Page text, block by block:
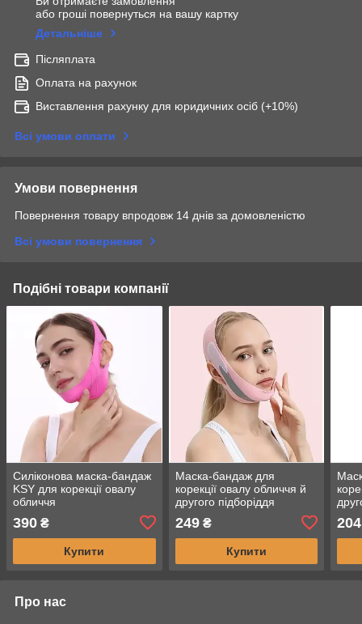
або гроші повернуться на вашу картку
Детальніше
Післяплата
Оплата на рахунок
Виставлення рахунку для юридичних осіб (+10%)
Всі умови оплати
Умови повернення
Повернення товару впродовж 14 днів за домовленістю
Всі умови повернення
Подібні товари компанії
Силіконова маска-бандаж
KSY для корекції овалу
обличчя
390 ₴
Купити
Маска-бандаж для
корекції овалу обличчя й
другого підборіддя
249₴
Купити
204
Про нас